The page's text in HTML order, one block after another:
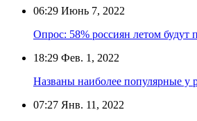
06:29 Июнь 7, 2022
Опрос: 58% россиян летом будут
18:29 Фев. 1, 2022
Названы наиболее популярные у
07:27 Янв. 11, 2022